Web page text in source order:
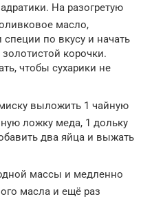
На разогретую
масло,
по вкусу и начать
корочки.
чтобы сухарики не
выложить 1 чайную
ложку меда, 1 дольку
два яйца и выжать
массы и медленно
масла и ещё раз